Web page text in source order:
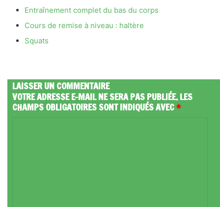
Entraînement complet du bas du corps
Cours de remise à niveau : haltère
Squats
LAISSER UN COMMENTAIRE
VOTRE ADRESSE E-MAIL NE SERA PAS PUBLIÉE.LES
CHAMPS OBLIGATOIRES SONT INDIQUÉS AVEC*